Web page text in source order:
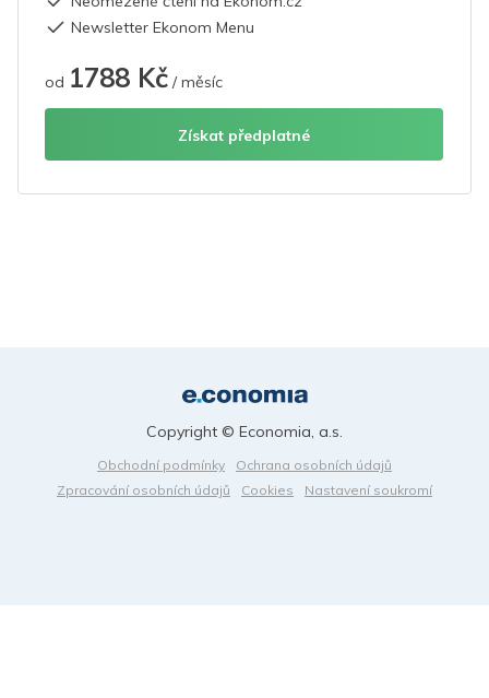
Newsletter Ekonom Menu
od 1788 Kč / měsíc
Získat předplatné
Obchodní podmínky
Ochrana osobních údajů
Zpracování osobních údajů
Cookies Nastavení soukromí
Copyright © Economia, a.s.